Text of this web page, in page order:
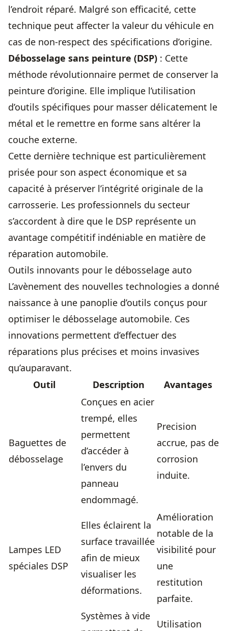
l’endroit réparé. Malgré son efficacité, cette
technique peut affecter la valeur du véhicule en
cas de non-respect des spécifications d’origine.
Débosselage sans peinture (DSP) : Cette
méthode révolutionnaire permet de conserver la
peinture d’origine. Elle implique l’utilisation
d’outils spécifiques pour masser délicatement le
métal et le remettre en forme sans altérer la
couche externe.
Cette dernière technique est particulièrement
prisée pour son aspect économique et sa
capacité à préserver l’intégrité originale de la
carrosserie. Les professionnels du secteur
s’accordent à dire que le DSP représente un
avantage compétitif indéniable en matière de
réparation automobile.
Outils innovants pour le débosselage auto
L’avènement des nouvelles technologies a donné
naissance à une panoplie d’outils conçus pour
optimiser le débosselage automobile. Ces
innovations permettent d’effectuer des
réparations plus précises et moins invasives
qu’auparavant.
Outil
Description Avantages
Baguettes de
débosselage
Conçues en acier
trempé, elles
permettent
d’accéder à
l’envers du
panneau
endommagé.
Precision
accrue, pas de
corrosion
induite.
Lampes LED
spéciales DSP
Elles éclairent la
surface travaillée
afin de mieux
visualiser les
déformations.
Amélioration
notable de la
visibilité pour
une
restitution
parfaite.
Systèmes à vide
Utilisation